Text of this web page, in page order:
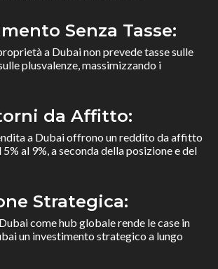
Senza Tasse:
a Dubai non prevede tasse sulle
plusvalenze, massimizzando i
da Affitto:
a Dubai offrono un reddito da affitto
al 9%, a seconda della posizione e del
Strategica:
come hub globale rende le case in
un investimento strategico a lungo